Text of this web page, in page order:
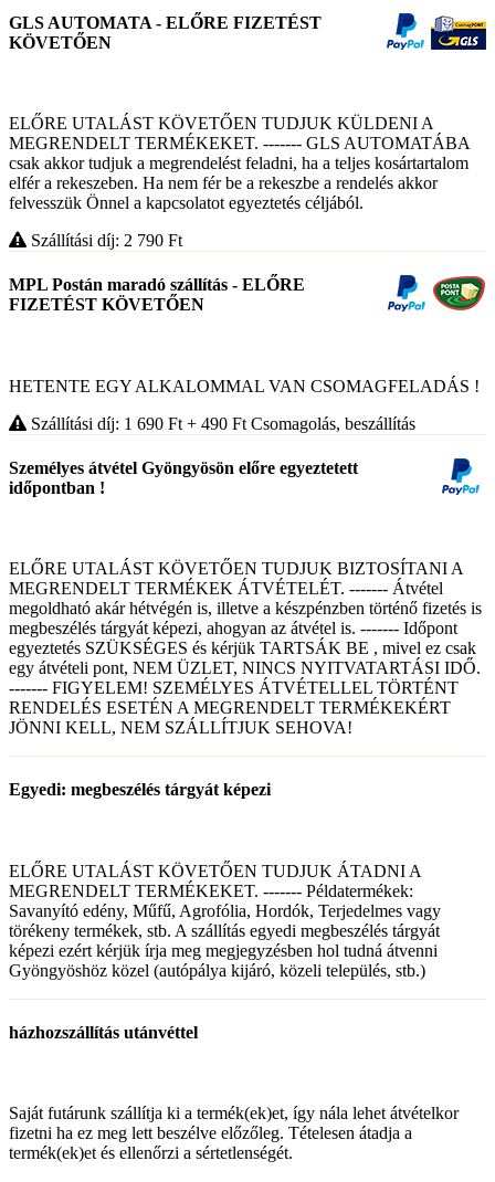
GLS AUTOMATA - ELŐRE FIZETÉST
KÖVETŐEN
ELŐRE UTALÁST KÖVETŐEN TUDJUK KÜLDENI A
MEGRENDELT TERMÉKEKET. ------- GLS AUTOMATÁBA
csak akkor tudjuk a megrendelést feladni, ha a teljes kosártartalom
elfér a rekeszeben. Ha nem fér be a rekeszbe a rendelés akkor
felvesszük Önnel a kapcsolatot egyeztetés céljából.
Szállítási díj: 2 790 Ft
MPL Postán maradó szállítás - ELŐRE
FIZETÉST KÖVETŐEN
HETENTE EGY ALKALOMMAL VAN CSOMAGFELADÁS !
Szállítási díj: 1 690 Ft + 490 Ft Csomagolás, beszállítás
Személyes átvétel Gyöngyösön előre egyeztetett
időpontban !
ELŐRE UTALÁST KÖVETŐEN TUDJUK BIZTOSÍTANI A
MEGRENDELT TERMÉKEK ÁTVÉTELÉT. ------- Átvétel
megoldható akár hétvégén is, illetve a készpénzben történő fizetés is
megbeszélés tárgyát képezi, ahogyan az átvétel is. ------- Időpont
egyeztetés SZÜKSÉGES és kérjük TARTSÁK BE , mivel ez csak
egy átvételi pont, NEM ÜZLET, NINCS NYITVATARTÁSI IDŐ.
------- FIGYELEM! SZEMÉLYES ÁTVÉTELLEL TÖRTÉNT
RENDELÉS ESETÉN A MEGRENDELT TERMÉKEKÉRT
JÖNNI KELL, NEM SZÁLLÍTJUK SEHOVA!
Egyedi: megbeszélés tárgyát képezi
ELŐRE UTALÁST KÖVETŐEN TUDJUK ÁTADNI A
MEGRENDELT TERMÉKEKET. ------- Példatermékek:
Savanyító edény, Műfű, Agrofólia, Hordók, Terjedelmes vagy
törékeny termékek, stb. A szállítás egyedi megbeszélés tárgyát
képezi ezért kérjük írja meg megjegyzésben hol tudná átvenni
Gyöngyöshöz közel (autópálya kijáró, közeli település, stb.)
házhozszállítás utánvéttel
Saját futárunk szállítja ki a termék(ek)et, így nála lehet átvételkor
fizetni ha ez meg lett beszélve előzőleg. Tételesen átadja a
termék(ek)et és ellenőrzi a sértetlenségét.